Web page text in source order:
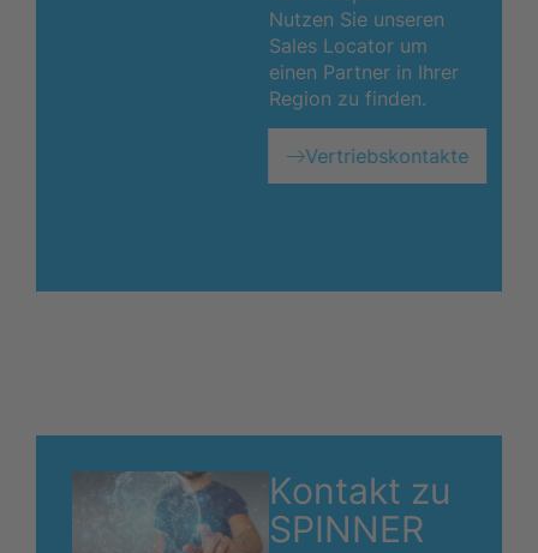
Nutzen Sie unseren
Sales Locator um
einen Partner in Ihrer
Region zu finden.
Vertriebskontakte
Kontakt zu
SPINNER